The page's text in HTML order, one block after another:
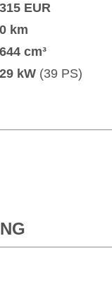
315 EUR
0 km
644 cm³
29 kW (39 PS)